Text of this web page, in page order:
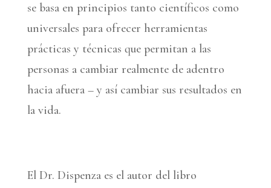
se basa en principios tanto científicos como
universales para ofrecer herramientas
prácticas y técnicas que permitan a las
personas a cambiar realmente de adentro
hacia afuera – y así cambiar sus resultados en
la vida.
El Dr. Dispenza es el autor del libro